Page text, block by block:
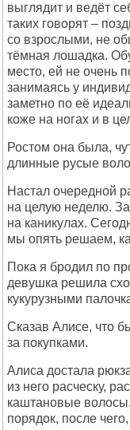
выглядит и ведёт
таких говорят –
со взрослыми, не
тёмная лошадка.
место, ей не очень
занимаясь у
заметно по её
коже на ногах и в
Ростом она была,
длинные русые
Настал очередной
на целую неделю.
на каникулах.
мы опять решаем,
Пока я бродил по
девушка решила
кукурузными
Сказав Алисе, что
за покупками.
Алиса достала
из него расческу,
каштановые
порядок, после